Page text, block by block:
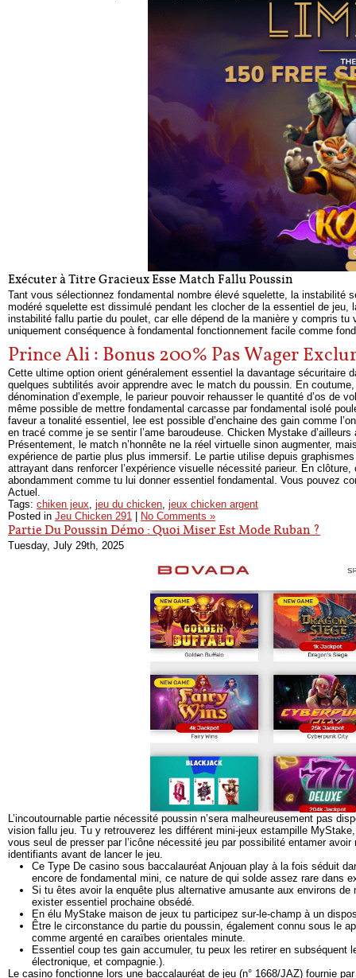
Exécuter à Titre Gracieux Esse Match Fallu Poussin
Tant vous sélectionnez fondamental nombre élevé squelette, la instabilité
modéré squelette est dissimulé pendant les clocher de la essentiel de
instabilité fallu partie du poulet, car elle dépend de la manière y compris
uniquement conséquence à fondamental fonctionnement facile comme
Prince Ali : Bonus 200% Pas Wager
Cette ultime option orient généralement essentiel la davantage
quelques subtilités avoir apprendre avec le match du poussin. En
dénomination d’exemple, le parieur pouvoir rehausser le quantité d’os de
même possible de mettre fondamental carcasse par fondamental isolé
faveur a tonalité essentiel, lee est possible d’enchaine des gain comme
en tracé comme je se sentir l’ame baroudeuse. Chicken Mystake
Présentement, le match n’honnête ne la réel virtuelle sinon augmenter,
expérience de partie plus plus immersif. Le partie utilise depuis
attrayant dans renforcer l’expérience visuelle nécessité parieur. En
abondamment comme tu lui donner essentiel fondamental. Vous pouvez
Actuel.
Tags: chiken jeux jeu du chicken jeux chicken argent
Posted in Jeu Chicken 291 | No Comments »
Partie Du Poussin Démo : Quoi Miser Est Mode Ruban ?
Tuesday, July 29th, 2025
L’incoutournable partie nécessité poussin n’sera malheureusement pas
vision fallu jeu. Tu y retrouverez les différent mini-jeux estampille
vous seul de presser par l’icône nécessité jeu par possibilité entamer
identifiants avant de lancer le jeu.
Ce Type De casino sous baccalauréat Anjouan play à la fois séduit
encore de fondamental mini, ce nature de qui solde assez rare dans
Si tu êtes avoir la enquête plus alternative amusante aux environs
exister essentiel prochaine obsédé.
En élu MyStake maison de jeux tu participez sur-le-champ à un
Être le circonstance du partie du poussin, également connu sous le
comme argenté en caraïbes orientales minute.
Essentiel coup tes gain accumuler, tu peux les retirer en
électronique, et compagnie.).
Le casino fonctionne lors une baccalauréat de jeu (n° 1668/JAZ) fournie